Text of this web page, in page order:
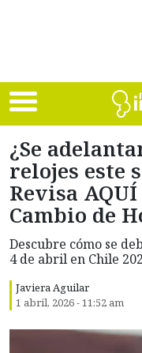
¿Se
relojes este
Revisa
Cambio de
Descubre cómo se
4 de abril en Chile
Javiera Aguilar
1 abril, 2026 - 11:52 am